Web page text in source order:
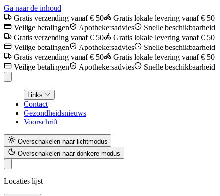
Ga naar de inhoud
Gratis verzending vanaf € 50
Gratis lokale levering vanaf € 50
Veilige betalingen
Apothekersadvies
Snelle beschikbaarheid
Gratis verzending vanaf € 50
Gratis lokale levering vanaf € 50
Veilige betalingen
Apothekersadvies
Snelle beschikbaarheid
Gratis verzending vanaf € 50
Gratis lokale levering vanaf € 50
Veilige betalingen
Apothekersadvies Snelle beschikbaarheid
Links
Contact
Gezondheidsnieuws
Voorschrift
Overschakelen naar lichtmodus
Overschakelen naar donkere modus
Locaties lijst